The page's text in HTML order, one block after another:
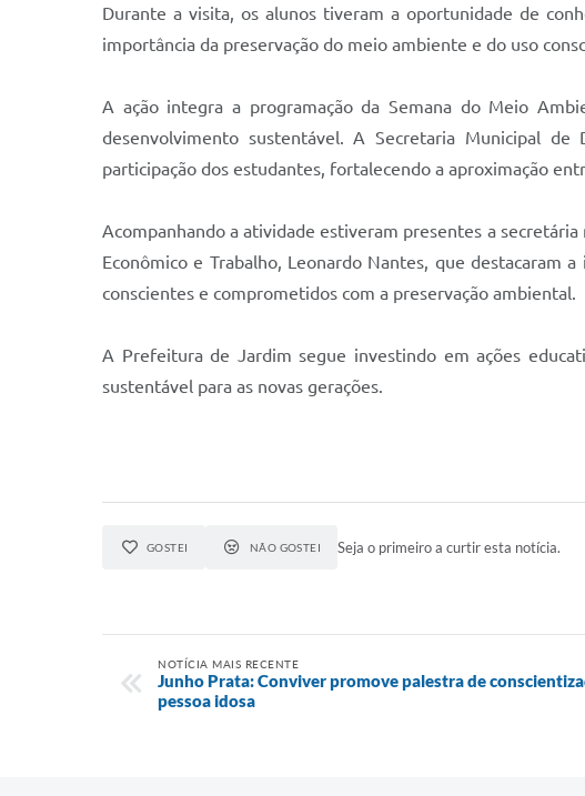
Durante a visita, os alunos tiveram a oportunidade de
importância da preservação do meio ambiente e do uso
A ação integra a programação da Semana do Meio
desenvolvimento sustentável. A Secretaria Municipal
participação dos estudantes, fortalecendo a aproximação
Acompanhando a atividade estiveram presentes a
Econômico e Trabalho, Leonardo Nantes, que destacaram
conscientes e comprometidos com a preservação ambiental.
A Prefeitura de Jardim segue investindo em ações
sustentável para as novas gerações.
GOSTEI NÃO GOSTEI Seja o primeiro a curtir esta notícia.
NOTÍCIA MAIS RECENTE
Junho Prata: Conviver promove palestra de
pessoa idosa